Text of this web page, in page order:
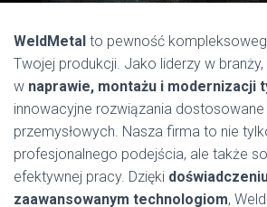
WeldMetal to pewność
Twojej produkcji. Jako liderzy w
w naprawie, montażu i modernizacji
innowacyjne rozwiązania
przemysłowych. Nasza firma to nie
profesjonalnego podejścia, ale także
efektywnej pracy. Dzięki
zaawansowanym technologiom,